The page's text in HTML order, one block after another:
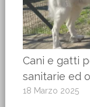
Cani e gatti
sanitarie ed
18 Marzo 2025